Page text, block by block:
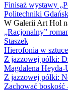
Finisaż wystawy
Politechniki
W Galerii Art Hol
„Racjonalny”
Staszek
Hierofonia w sztuce
Z jazzowej półki:
Magdalena Heyda-
Z jazzowej półki:
Zachować boskość